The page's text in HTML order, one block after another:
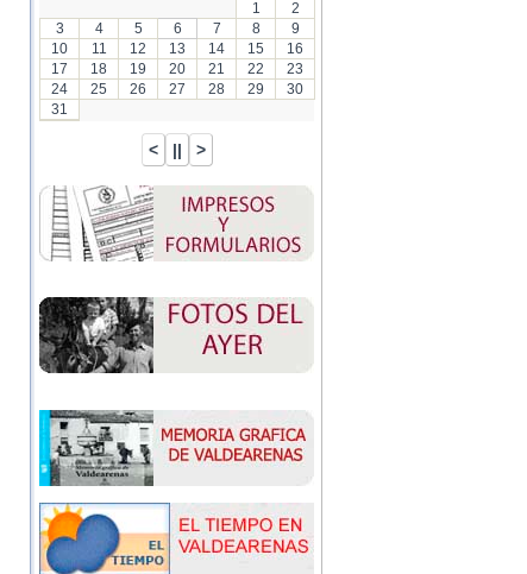
1
2
3
4 5 6 7 8
9
10
11 12 13 14 15
16
17
18 19 20 21 22
23
24
25 26 27 28 29
30
31